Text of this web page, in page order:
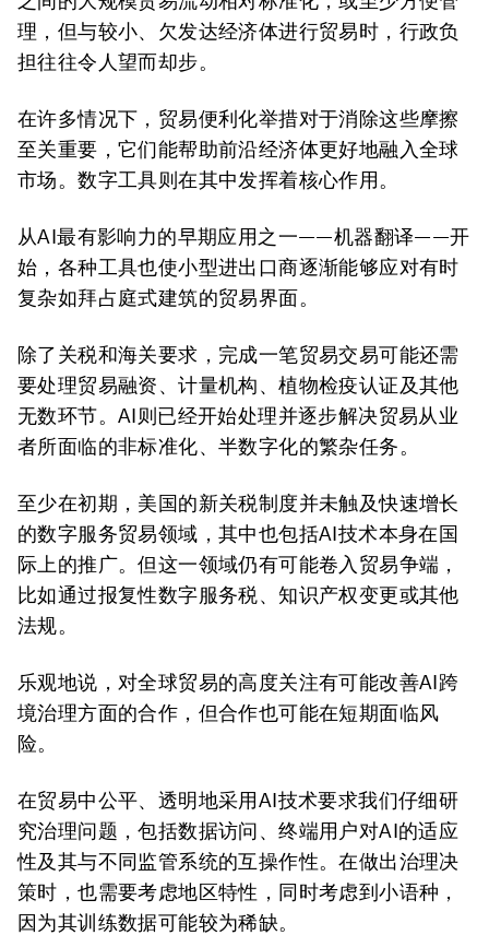
理，但与较小、欠发达经济体进行贸易时，行政负
担往往令人望而却步。
在许多情况下，贸易便利化举措对于消除这些摩擦
至关重要，它们能帮助前沿经济体更好地融入全球
市场。数字工具则在其中发挥着核心作用。
从AI最有影响力的早期应用之一——机器翻译——开
始，各种工具也使小型进出口商逐渐能够应对有时
复杂如拜占庭式建筑的贸易界面。
除了关税和海关要求，完成一笔贸易交易可能还需
要处理贸易融资、计量机构、植物检疫认证及其他
无数环节。AI则已经开始处理并逐步解决贸易从业
者所面临的非标准化、半数字化的繁杂任务。
至少在初期，美国的新关税制度并未触及快速增长
的数字服务贸易领域，其中也包括AI技术本身在国
际上的推广。但这一领域仍有可能卷入贸易争端，
比如通过报复性数字服务税、知识产权变更或其他
法规。
乐观地说，对全球贸易的高度关注有可能改善AI跨
境治理方面的合作，但合作也可能在短期面临风
险。
在贸易中公平、透明地采用AI技术要求我们仔细研
究治理问题，包括数据访问、终端用户对AI的适应
性及其与不同监管系统的互操作性。在做出治理决
策时，也需要考虑地区特性，同时考虑到小语种，
因为其训练数据可能较为稀缺。